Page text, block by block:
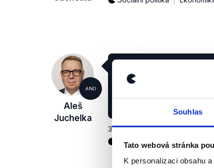
Souhlas
Tato webová stránka
K personalizaci obsahu
ANO
Aleš
Juchelka
prostě připravit i díky
rozpočtová rada, do
pozn. Demagog.cz) 20
velkou nulu na
360° Pavlíny Wolfové,5.
Sociální politika